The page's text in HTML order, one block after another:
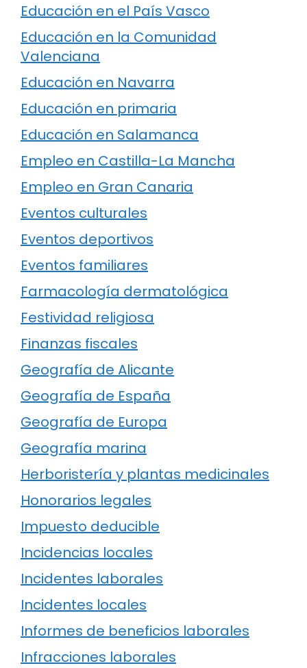
Educación en el País Vasco
Educación en la Comunidad
Valenciana
Educación en Navarra
Educación en primaria
Educación en Salamanca
Empleo en Castilla-La Mancha
Empleo en Gran Canaria
Eventos culturales
Eventos deportivos
Eventos familiares
Farmacología dermatológica
Festividad religiosa
Finanzas fiscales
Geografía de Alicante
Geografía de España
Geografía de Europa
Geografía marina
Herboristería y plantas medicinales
Honorarios legales
Impuesto deducible
Incidencias locales
Incidentes laborales
Incidentes locales
Informes de beneficios laborales
Infracciones laborales